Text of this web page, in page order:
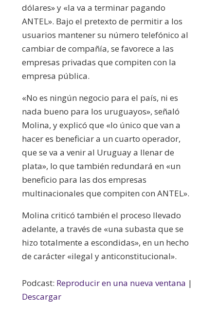
dólares» y «la va a terminar pagando
ANTEL». Bajo el pretexto de permitir a los
usuarios mantener su número telefónico al
cambiar de compañía, se favorece a las
empresas privadas que compiten con la
empresa pública.
«No es ningún negocio para el país, ni es
nada bueno para los uruguayos», señaló
Molina, y explicó que «lo único que van a
hacer es beneficiar a un cuarto operador,
que se va a venir al Uruguay a llenar de
plata», lo que también redundará en «un
beneficio para las dos empresas
multinacionales que compiten con ANTEL».
Molina criticó también el proceso llevado
adelante, a través de «una subasta que se
hizo totalmente a escondidas», en un hecho
de carácter «ilegal y anticonstitucional».
Podcast: Reproducir en una nueva ventana |
Descargar